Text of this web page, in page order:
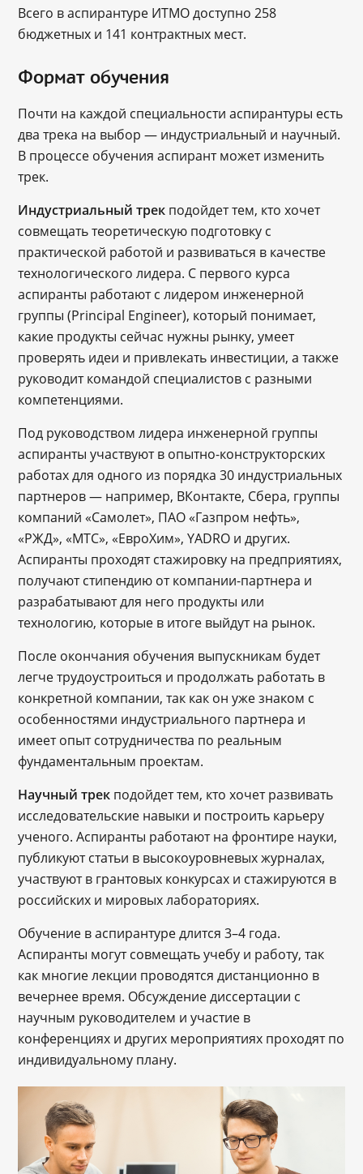
Всего в аспирантуре ИТМО доступно 258
бюджетных и 141 контрактных мест.
Формат обучения
Почти на каждой специальности аспирантуры есть
два трека на выбор — индустриальный и научный.
В процессе обучения аспирант может изменить
трек.
Индустриальный трек подойдет тем, кто хочет
совмещать теоретическую подготовку с
практической работой и развиваться в качестве
технологического лидера. С первого курса
аспиранты работают с лидером инженерной
группы (Principal Engineer), который понимает,
какие продукты сейчас нужны рынку, умеет
проверять идеи и привлекать инвестиции, а также
руководит командой специалистов с разными
компетенциями.
Под руководством лидера инженерной группы
аспиранты участвуют в опытно-конструкторских
работах для одного из порядка 30 индустриальных
партнеров — например, ВКонтакте, Сбера, группы
компаний «Самолет», ПАО «Газпром нефть»,
«РЖД», «МТС», «ЕвроХим», YADRO и других.
Аспиранты проходят стажировку на предприятиях,
получают стипендию от компании-партнера и
разрабатывают для него продукты или
технологию, которые в итоге выйдут на рынок.
После окончания обучения выпускникам будет
легче трудоустроиться и продолжать работать в
конкретной компании, так как он уже знаком с
особенностями индустриального партнера и
имеет опыт сотрудничества по реальным
фундаментальным проектам.
Научный трек подойдет тем, кто хочет развивать
исследовательские навыки и построить карьеру
ученого. Аспиранты работают на фронтире науки,
публикуют статьи в высокоуровневых журналах,
участвуют в грантовых конкурсах и стажируются в
российских и мировых лабораториях.
Обучение в аспирантуре длится 3–4 года.
Аспиранты могут совмещать учебу и работу, так
как многие лекции проводятся дистанционно в
вечернее время. Обсуждение диссертации с
научным руководителем и участие в
конференциях и других мероприятиях проходят по
индивидуальному плану.